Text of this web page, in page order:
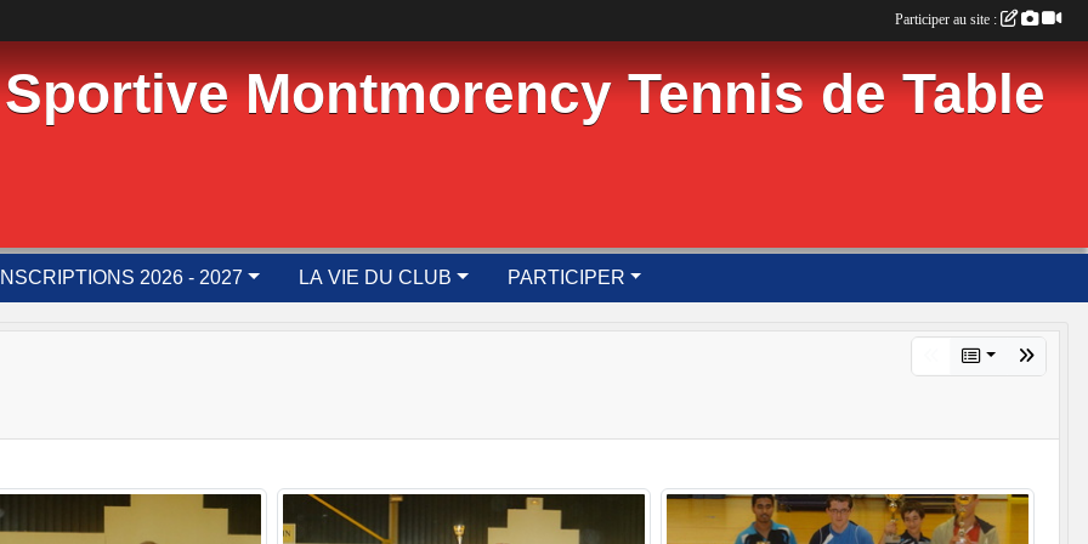
Montmorency Tennis de Table
INSCRIPTIONS 2026 - 2027 LA VIE DU CLUB PARTICIPER
Participer au site :